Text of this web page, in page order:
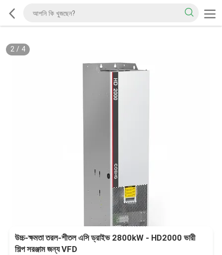
2/ 4
উচ্চ-ক্ষমতা তরল-শীতল এসি ড্রাইভ 2800kW - HD2000 ভারী
শিল্প সরঞ্জাম জন্য VFD